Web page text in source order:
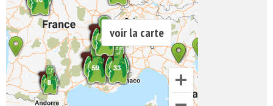
voir la carte